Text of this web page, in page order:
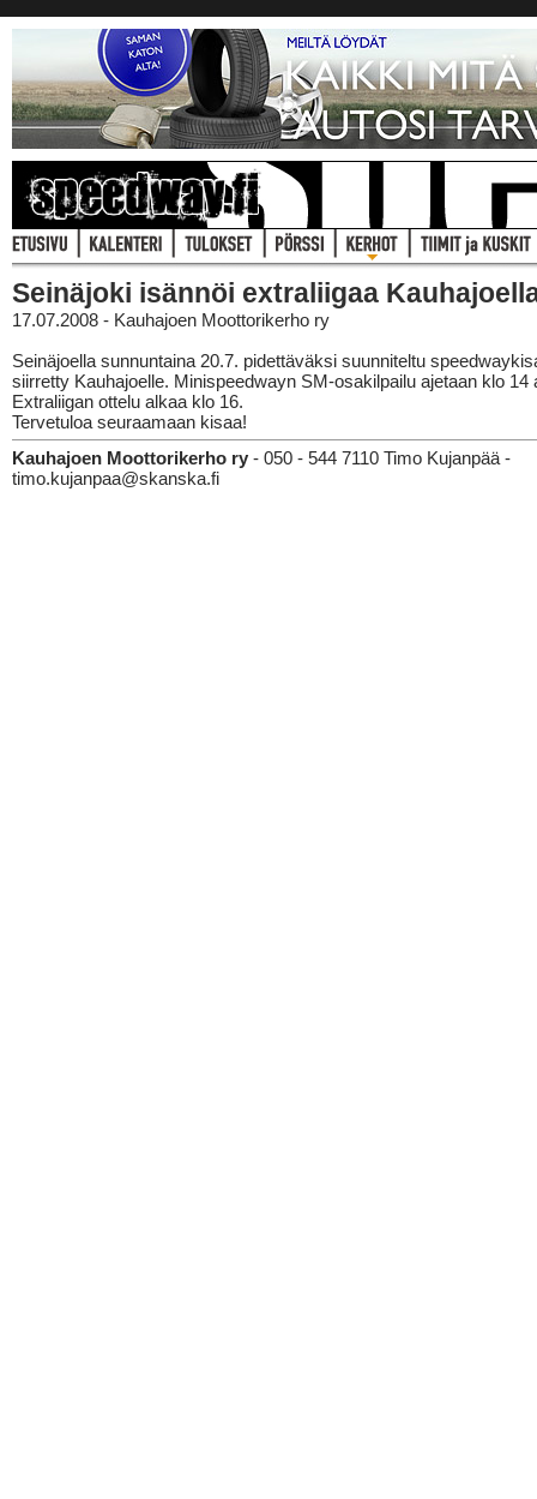
Seinäjoki isännöi extraliigaa
17.07.2008 - Kauhajoen Moottorikerho ry
Seinäjoella sunnuntaina 20.7. pidettäväksi suunniteltu
siirretty Kauhajoelle. Minispeedwayn SM-osakilpailu ajetaan klo 14
Extraliigan ottelu alkaa klo 16.
Tervetuloa seuraamaan kisaa!
Kauhajoen Moottorikerho ry - 050 - 544 7110 Timo Kujanpää -
timo.kujanpaa@skanska.fi